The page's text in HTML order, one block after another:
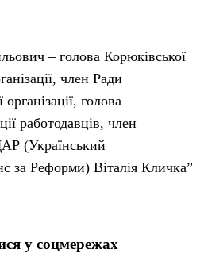
– голова Корюківської
член Ради
організації, голова
работодавців, член
(Український
за Реформи) Віталія Кличка”
у соцмережах